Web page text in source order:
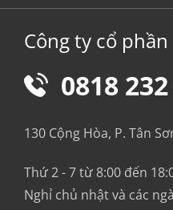
Công ty cổ
0818
130 Cộng Hòa, P. Tân
Thứ 2 - 7 từ 8:00 đến
Nghỉ chủ nhật và các